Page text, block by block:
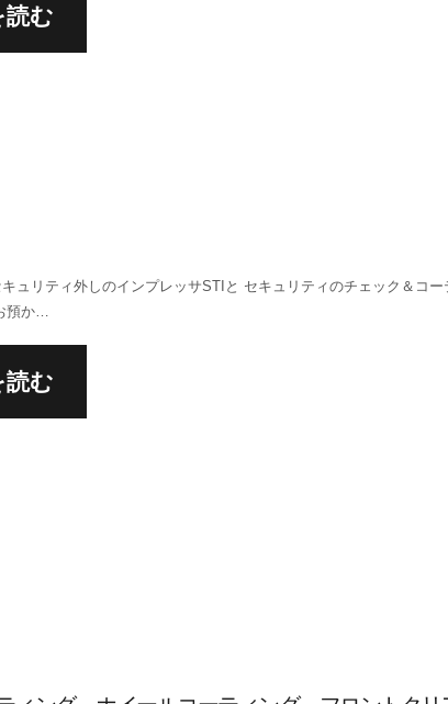
読む
ュリティ外しのインプレッサSTIと セキュリティのチェック＆コー
預か…
読む